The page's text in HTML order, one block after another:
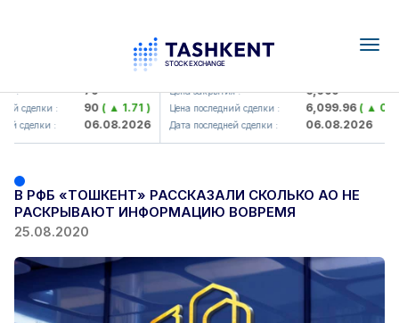
: 79
сделки : 90( ▲ 1.71 )
сделки : 06.08.2026
UZMK (<O'zmetkombinat> AJ)
Цена закрытия : 6,099
Цена последний сделки : 6,099.96( ▲
Дата последней сделки : 06.08.2026
В РФБ «ТОШКЕНТ» РАССКАЗАЛИ СКОЛЬКО АО НЕ
РАСКРЫВАЮТ ИНФОРМАЦИЮ ВОВРЕМЯ
25.08.2020